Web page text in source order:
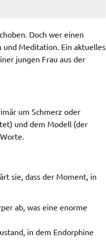
Doch wer einen
Meditation. Ein aktuelles
jungen Frau aus der
um Schmerz oder
und dem Modell (der
sie, dass der Moment, in
ab, was eine enorme
in dem Endorphine